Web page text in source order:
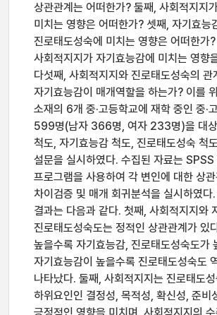
상관관계는 어떠한가? 둘째, 사회적지지
미치는 영향은 어떠한가? 셋째, 자기효능
진로태도성숙에 미치는 영향은 어떠한가
사회적지지가 자기효능감에 미치는 영향
다섯째, 사회적지지와 진로태도성숙의 관
자기효능감이 매개역할을 하는가? 이를
소재의 6개 중·고등학교에 재학 중인 중·
599명(남자 366명, 여자 233명)을 대상
척도, 자기효능감 척도, 진로태도성숙 척
설문을 실시하였다. 수집된 자료는
프로그램을 사용하여 각 변인에 대한 상
차이검증 및 매개 회귀분석을 실시하였다.
결과는 다음과 같다. 첫째, 사회적지지와
진로태도성숙도는 정적인 상관관계가 있
높을수록 자기효능감, 진로태도성숙도가
자기효능감이 높을수록 진로태도성숙도
나타났다. 둘째, 사회적지지는 진로태도
하위요인인 결정성, 목적성, 확신성, 준비